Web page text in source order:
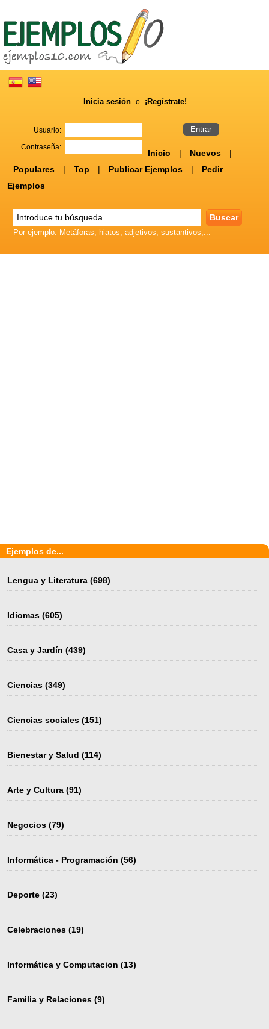
Inicia sesión o ¡Regístrate!
Usuario:
Contraseña:
Inicio | Nuevos
|
Populares
| Top | Publicar Ejemplos |
Pedir
Ejemplos
Por ejemplo: Metáforas, hiatos, adjetivos, sustantivos,...
Ejemplos de...
Lengua y Literatura (698)
Idiomas (605)
Casa y Jardín (439)
Ciencias (349)
Ciencias sociales (151)
Bienestar y Salud (114)
Arte y Cultura (91)
Negocios (79)
Informática - Programación (56)
Deporte (23)
Celebraciones (19)
Informática y Computacion (13)
Familia y Relaciones (9)